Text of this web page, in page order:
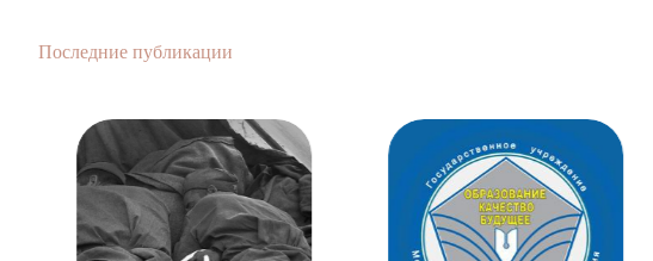
Последние публикации